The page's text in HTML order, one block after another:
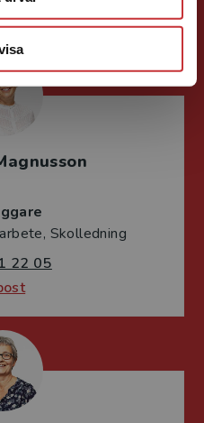
Skolledning
22 05